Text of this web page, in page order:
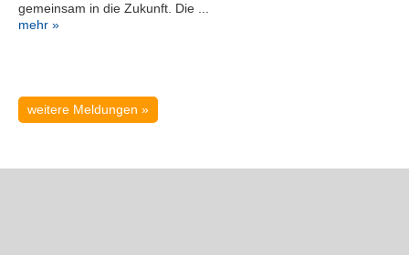
gemeinsam in die Zukunft. Die ...
mehr »
weitere Meldungen »